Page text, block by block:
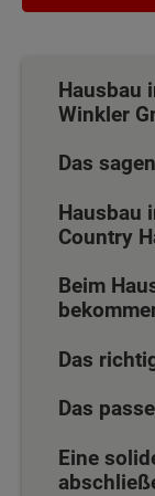
Hausbau
Winkler
Das
Hausbau
Country
Beim
Das
Das
Eine